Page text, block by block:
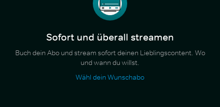
Sofort und überall streamen
Buch dein Abo und stream sofort deinen Lieblingscontent. Wo
und wann du willst.
Wähl dein Wunschabo